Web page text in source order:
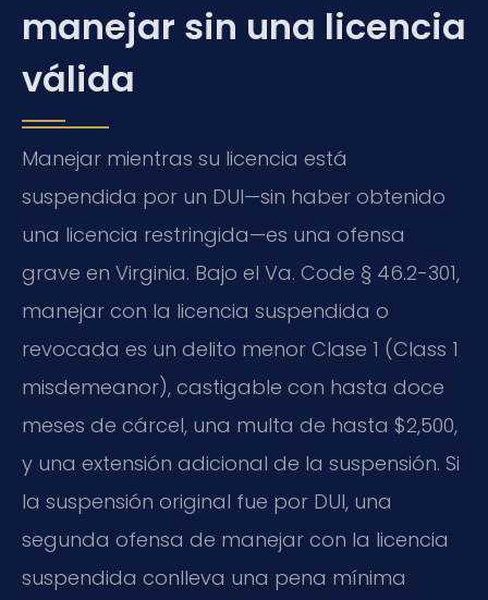
manejar sin una licencia
válida
Manejar mientras su licencia está
suspendida por un DUI—sin haber obtenido
una licencia restringida—es una ofensa
grave en Virginia. Bajo el Va. Code § 46.2-301,
manejar con la licencia suspendida o
revocada es un delito menor Clase 1 (Class 1
misdemeanor), castigable con hasta doce
meses de cárcel, una multa de hasta $2,500,
y una extensión adicional de la suspensión. Si
la suspensión original fue por DUI, una
segunda ofensa de manejar con la licencia
suspendida conlleva una pena mínima